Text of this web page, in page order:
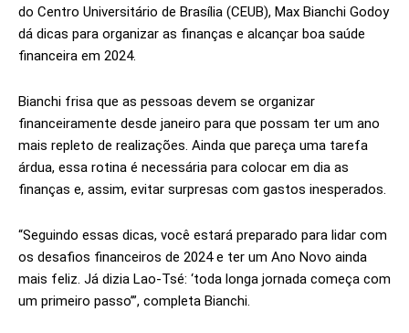
do Centro Universitário de Brasília (CEUB), Max Bianchi Godoy
dá dicas para organizar as finanças e alcançar boa saúde
financeira em 2024.
Bianchi frisa que as pessoas devem se organizar
financeiramente desde janeiro para que possam ter um ano
mais repleto de realizações. Ainda que pareça uma tarefa
árdua, essa rotina é necessária para colocar em dia as
finanças e, assim, evitar surpresas com gastos inesperados.
“Seguindo essas dicas, você estará preparado para lidar com
os desafios financeiros de 2024 e ter um Ano Novo ainda
mais feliz. Já dizia Lao-Tsé: ‘toda longa jornada começa com
um primeiro passo’”, completa Bianchi.